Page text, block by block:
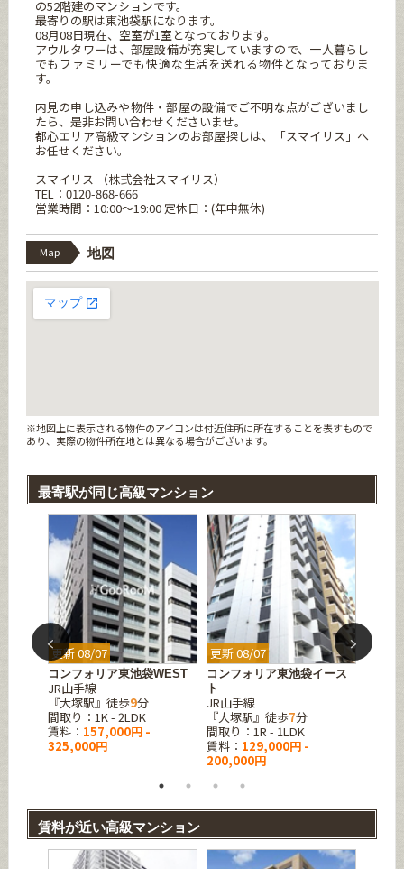
の52階建のマンションです。
最寄りの駅は東池袋駅になります。
08月08日現在、空室が1室となっております。
アウルタワーは、部屋設備が充実していますので、一人暮らし
でもファミリーでも快適な生活を送れる物件となっておりま
す。
内見の申し込みや物件・部屋の設備でご不明な点がございまし
たら、是非お問い合わせくださいませ。
都心エリア高級マンションのお部屋探しは、「スマイリス」へ
お任せください。
スマイリス （株式会社スマイリス）
TEL：0120-868-666
営業時間：10:00～19:00 定休日：(年中無休)
Map 地図
※地図上に表示される物件のアイコンは付近住所に所在することを表すもので
あり、実際の物件所在地とは異なる場合がございます。
最寄駅が同じ高級マンション
更新 08/07
コンフォリア東池袋WEST
JR山手線
『大塚駅』徒歩9分
間取り：1K - 2LDK
賃料： 157,000円 -
325,000円
更新 08/07
コンフォリア東池袋イース
ト
JR山手線
『大塚駅』徒歩7分
間取り：1R - 1LDK
賃料： 129,000円 -
200,000円
更新
賃料が近い高級マンション